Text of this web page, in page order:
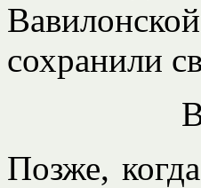
сохранили
Позже,